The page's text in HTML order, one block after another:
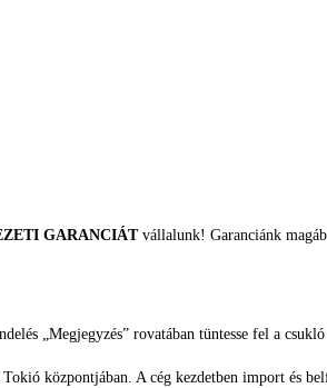
GARANCIÁTvállalunk! Garanciánk
„Megjegyzés” rovatában tüntesse fel a
központjában. A cég kezdetben import és